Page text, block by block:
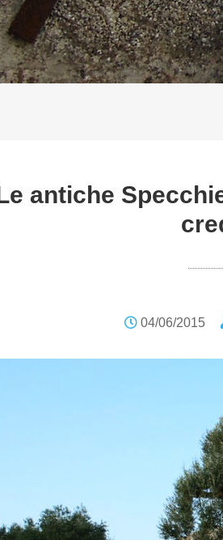
antiche
04/06/2015